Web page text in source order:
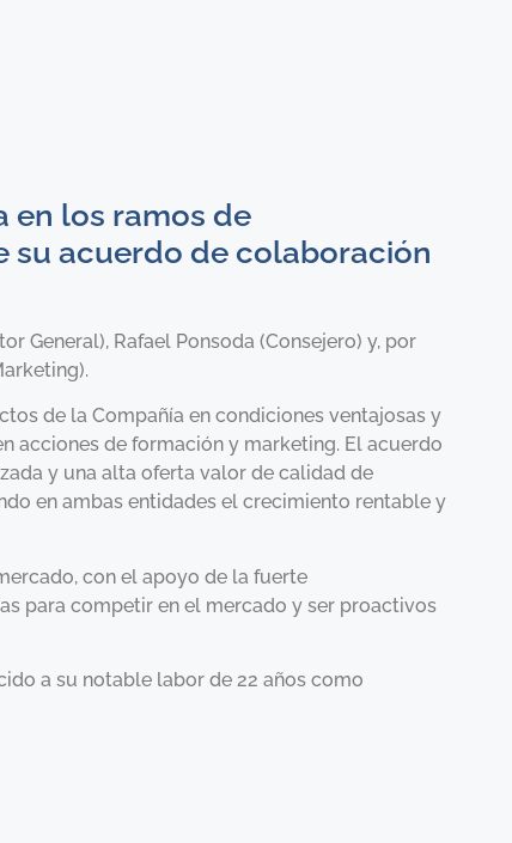
en los ramos de
su acuerdo de colaboración
General), Rafael Ponsoda (Consejero) y, por
de la Compañía en condiciones ventajosas y
acciones de formación y marketing. El acuerdo
y una alta oferta valor de calidad de
en ambas entidades el crecimiento rentable y
con el apoyo de la fuerte
para competir en el mercado y ser proactivos
a su notable labor de 22 años como